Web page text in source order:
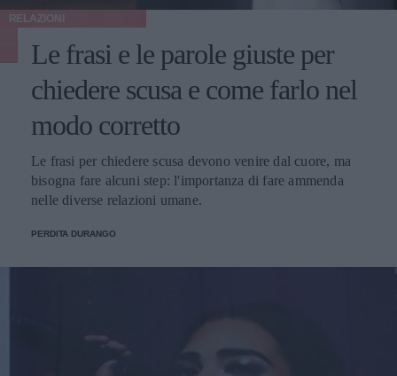
RELAZIONI
Le frasi e le parole giuste per
chiedere scusa e come farlo nel
modo corretto
Le frasi per chiedere scusa devono venire dal cuore, ma
bisogna fare alcuni step: l'importanza di fare ammenda
nelle diverse relazioni umane.
PERDITA DURANGO